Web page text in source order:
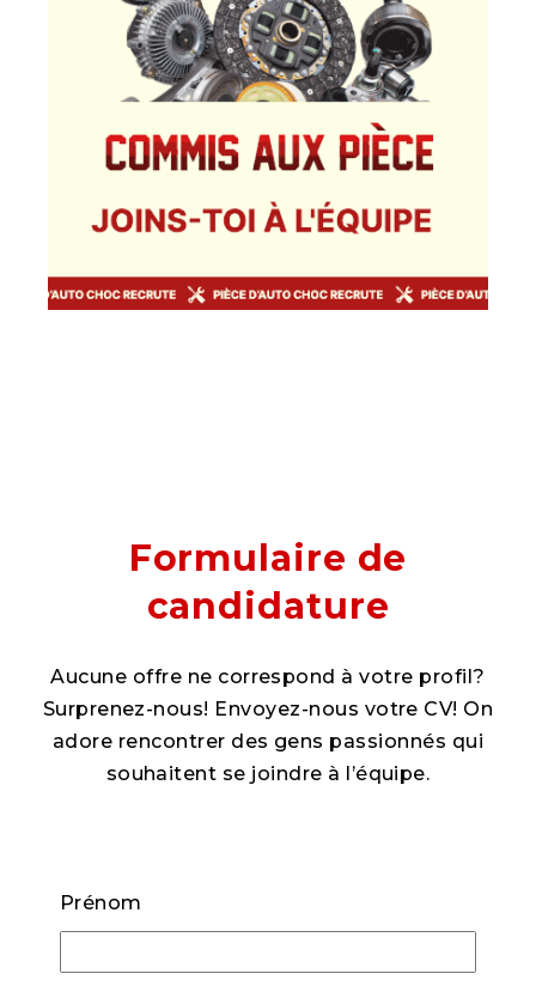
Formulaire de
candidature
Aucune offre ne correspond à votre profil?
Surprenez-nous! Envoyez-nous votre CV! On
adore rencontrer des gens passionnés qui
souhaitent se joindre à l’équipe.
Prénom